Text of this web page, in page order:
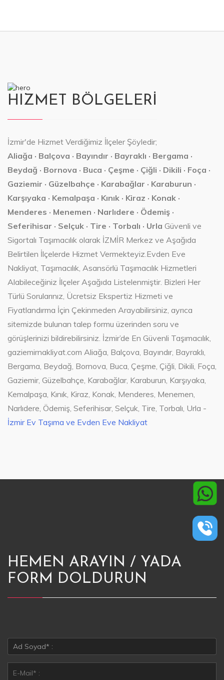
HIZMET BÖLGELERİ
İzmir'de Hizmet Verdiğimiz İlçeler Şöyledir;
Aliağa · Balçova · Bayındır · Bayraklı · Bergama ·
Beydağ · Bornova · Buca · Çeşme · Çiğli · Dikili · Foça ·
Gaziemir · Güzelbahçe · Karabağlar · Karaburun ·
Karşıyaka · Kemalpaşa · Kınık · Kiraz · Konak ·
Menderes · Menemen · Narlıdere · Ödemiş ·
Seferihisar · Selçuk · Tire · Torbalı · Urla Güvenli ve
Sigortalı Taşımacılık olarak İZMİR Merkez ve Aşağıda
Belirtilen İlçelerde Hizmet Vermekteyiz.Evden Eve
Nakliyat, Taşımacılık, Asansörlü Taşımacılık Hizmetleri
Alabileceğiniz İlçeler Aşağıda Listelenmiştir. Bizleri Her
Türlü Sorularınız, Ücretsiz Ekspertiz Hizmeti ve
Fiyatlandırma İçin Çekinmeden Arayabilirsiniz, ayrıca
sitemizde bulunan talep formu üzerinden soru ve
görüşlerinizi bildirebilirsiniz. İzmir’de En Güvenli Taşımacılık,
gaziemirnakliyat.com Aliağa, Balçova, Bayındır, Bayraklı,
Bergama, Beydağ, Bornova, Buca, Çeşme, Çiğli, Dikili, Foça,
Gaziemir, Güzelbahçe, Karabağlar, Karaburun, Karşıyaka,
Kemalpaşa, Kınık, Kiraz, Konak, Menderes, Menemen,
Narlıdere, Ödemiş, Seferihisar, Selçuk, Tire, Torbalı, Urla -
İzmir Ev Taşıma ve Evden Eve Nakliyat
HEMEN ARAYIN / YADA
FORM DOLDURUN